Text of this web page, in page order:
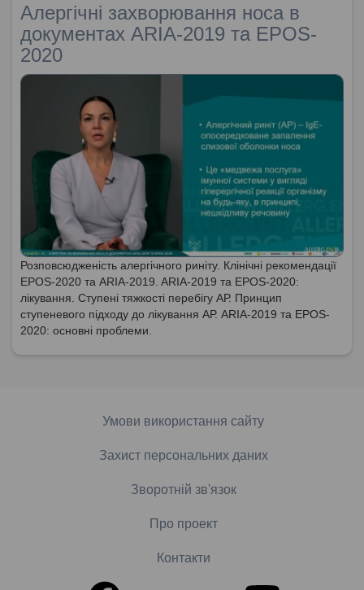
Алергічні захворювання носа в
документах ARIA-2019 та EPOS-
2020
Розповсюдженість алергічного риніту. Клінічні рекомендації
EPOS-2020 та ARIA-2019. ARIA-2019 та EPOS-2020:
лікування. Ступені тяжкості перебігу АР. Принцип
ступеневого підходу до лікування АР. ARIA-2019 та EPOS-
2020: основні проблеми.
Умови використання сайту
Захист персональних даних
Зворотній зв'язок
Про проект
Контакти